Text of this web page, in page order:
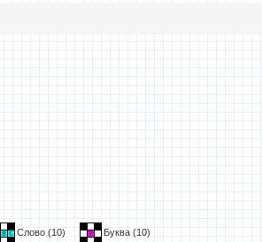
Слово (10) Буква (10)